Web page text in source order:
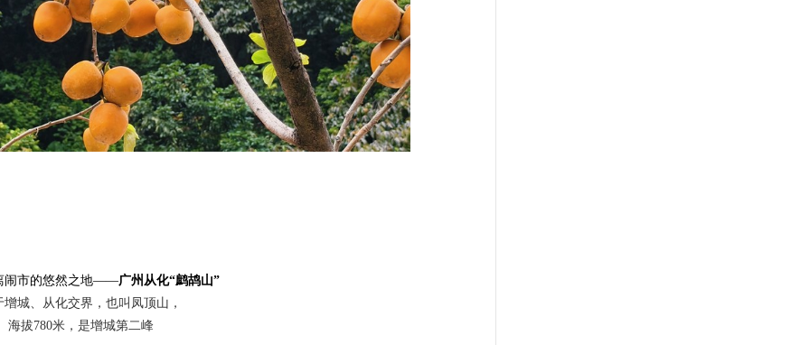
闹市的悠然之地——广州从化“鹧鸪山”
增城、从化交界，也叫凤顶山，
海拔780米，是增城第二峰